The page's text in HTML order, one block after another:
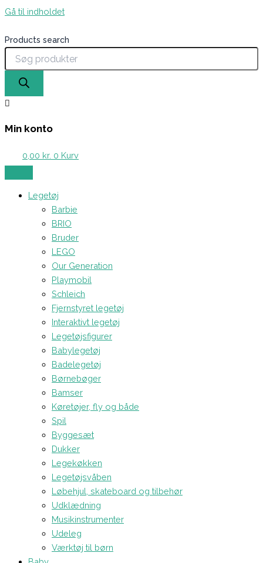
Gå til indholdet
Products search
Min konto
0,00 kr. 0 Kurv
Legetøj
Barbie
BRIO
Bruder
LEGO
Our Generation
Playmobil
Schleich
Fjernstyret legetøj
Interaktivt legetøj
Legetøjsfigurer
Babylegetøj
Badelegetøj
Børnebøger
Bamser
Køretøjer, fly og både
Spil
Byggesæt
Dukker
Legekøkken
Legetøjsvåben
Løbehjul, skateboard og tilbehør
Udklædning
Musikinstrumenter
Udeleg
Værktøj til børn